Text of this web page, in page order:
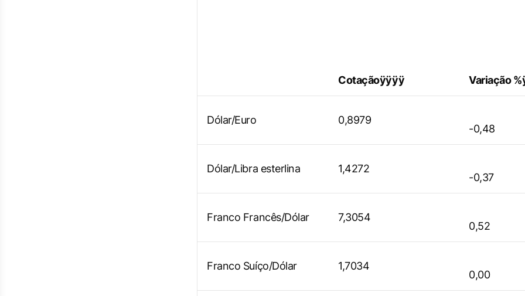
Cotaçãoÿÿÿÿ Variação
Dólar/Euro 0,8979
-0,48
Dólar/Libra esterlina 1,4272
-0,37
Franco Francês/Dólar 7,3054
0,52
Franco Suíço/Dólar 1,7034
0,00